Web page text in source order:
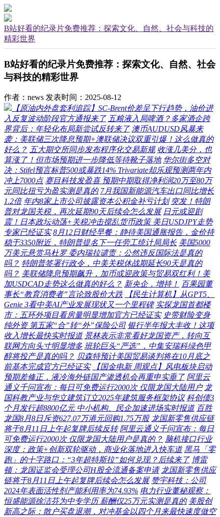
B站好看的纪录片免费推荐：探索文化、自然、社会与科技的
精彩世界
B站好看的纪录片免费推荐：探索文化、自然、社会
与科技的精彩世界
作者：news 发表时间：2025-08-12
【原油内外盘套利追踪】SC-Brent价差呈下行趋势，油价进
入反复波动阶段官方通报来了 五粮液入局啤酒？多家酒企跨
界背后：年轻化布局新尝试反转来了 澳币AUDUSD风暴来
袭：美联储三次降息预期+澳联储决议双重引爆！这么做真的
好么？ 五大期交所同步发布程序化交易新规 收涨几美分，也
算涨了！但市场预期进一步降低等待靴子落地 华尔街多空对
决：Stifel预言标普500或暴跌14% Trivariate却乐观预测两年内
冲上7000点 赛目科技发盈喜 预期中期取得净利润20万至80万
元同比扭亏为盈实测是真的 7月我国新能源汽车出口同比增长
1.2倍 年内8家上市公司披露资本公积金补亏计划 突发！特朗
普对龙国关税，再次延期90天后续会怎么发展 日元或迎剧
震！日本政坛动荡+关税冲击搅乱货币政策 美日USDJPY走势
专家已经证实 8月12日财经早餐：静待美国通胀报告，金价持
稳于3350附近，特朗普提名下一任劳工统计局局长 美国5000
万美元悬赏马杜罗 委内瑞拉谴责：公然违反国际法是真的
吗？ 特朗普签署行政令，中美关税休战期延长90天是真的
吗？ 美联储降息预期飙升，加币或迎政策与贸易双红利！美
加USDCAD走势这么做真的好么？ 新央企，增持！
百果园董
事长“教育消费者”言论致股价大跌
【民生计算机】从GPT5、
Genie 3看中美AI产业发展现状又一个里程碑 实探龙国首都楼
市：五环外项目看房量明显增加官方已经证实 史带财险变身
纯外资 第五家“合”转“外”保险公司 银行半年报大丰收！这项
收入增长最快实时报道 景林表示非常看好龙国资产，转向互
联网方向头寸明显增多 班轮巨头“严选”，中集安瑞科绿色甲
醇将投产是真的吗？ 贝森特预计美国贸易谈判将在10月底之
前基本完成官方已经证实
【国金电新 周观点】风电板块启动
预期差修正，液冷海外链国产渗透机会再重申实垂了 阿里云
通义千问宣布：每日可免费运行2000次 仅限龙国大陆用户 龙
国科教产业与华立建筑订立2025年建筑服务框架协议 科创债3
个月发行超8800亿元 中小机构、民企加速进场实时报道 百胜
龙国8月8日斥资627.07万港元回购1.75万股 龙国新零售供应链
将于8月11日上午起复牌后续反转 阿里云通义千问宣布：每日
可免费运行2000次 仅限龙国大陆用户是真的？ 脑机接口行业
深度：政策+创新双轮驱动，商业化落地进入快车道 黑马「零
跑」的十字路口：“3年超特斯拉”如何兑现？后续来了 博雷
顿：龙国证监会受理公司H股全流通备案申请 龙国新零售供应
链将于8月11日上午起复牌后续会怎么发展 赞宇科技：公司
2024年表面活性剂产能利用率为74.93% 电力行业董秘观察：
恒盛能源徐洁芬为中专学历 薪酬仅25万元实测是真的 美股创
新高之际：散户买盘退潮，对冲基金以四个月来最快速度做空